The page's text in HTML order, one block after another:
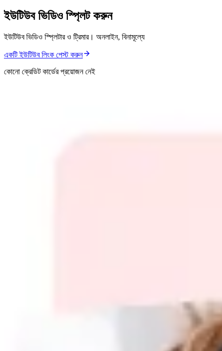
ইউটিউব ভিডিও স্প্লিট করুন
ইউটিউব ভিডিও স্প্লিটার ও ট্রিমার। অনলাইন, বিনামূল্যে
একটি ইউটিউব লিংক পেস্ট করুন
কোনো ক্রেডিট কার্ডের প্রয়োজন নেই